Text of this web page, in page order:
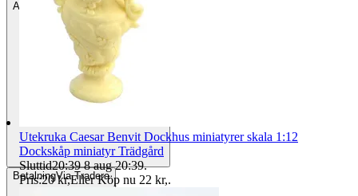
Avhämtning Helsingborg, Sverige
BetalningVia Tradera
Utekruka Caesar Benvit Dockhus miniatyrer skala 1:12
Dockskåp miniatyr Trädgård
Sluttid20:39 8 aug 20:39.
Pris:20 kr,Eller Köp nu 22 kr,.